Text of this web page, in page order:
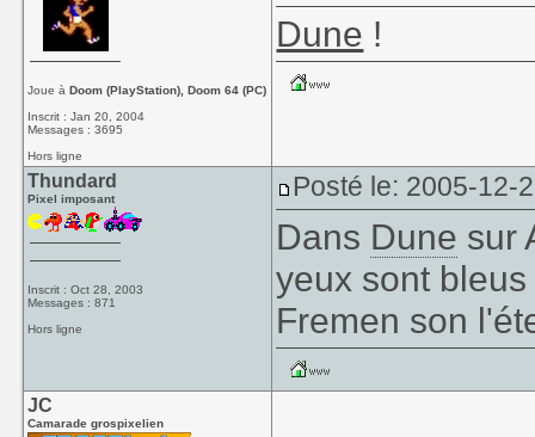
Joue àDoom (PlayStation), Doom 64 (PC)
Inscrit : Jan 20, 2004
Messages : 3695
Hors ligne
Dune !
Thundard
Pixel imposant
Inscrit : Oct 28, 2003
Messages : 871
Hors ligne
Posté le: 2005-12-
Dans Dune sur
yeux sont
Fremen son
JC
Camarade grospixelien